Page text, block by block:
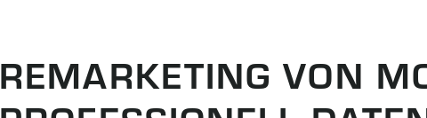
REMARKETING VON